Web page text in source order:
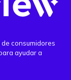
consumidores
ayudar a